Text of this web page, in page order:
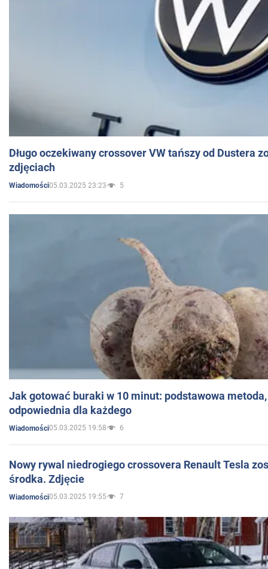
Długo oczekiwany crossover VW tańszy od Dustera
zdjęciach
Wiadomości05.03.2025 23:23 5
Jak gotować buraki w 10 minut: podstawowa
odpowiednia dla każdego
Wiadomości05.03.2025 19:58 6
Nowy rywal niedrogiego crossovera Renault Tesla
środka. Zdjęcie
Wiadomości05.03.2025 19:55 7